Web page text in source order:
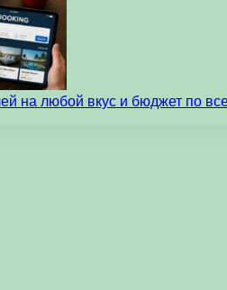
на любой вкус и бюджет по